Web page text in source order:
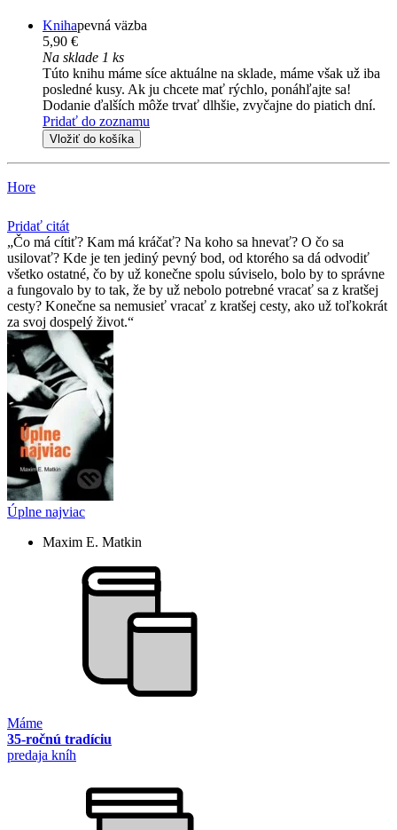
Knihapevná väzba
5,90 €
Na sklade 1 ks
Túto knihu máme síce aktuálne na sklade, máme však už iba
posledné kusy. Ak ju chcete mať rýchlo, ponáhľajte sa!
Dodanie ďalších môže trvať dlhšie, zvyčajne do piatich dní.
Pridať do zoznamu
Vložiť do košíka
Hore
Pridať citát
Čo má cítiť? Kam má kráčať? Na koho sa hnevať? O čo sa
usilovať? Kde je ten jediný pevný bod, od ktorého sa dá odvodiť
všetko ostatné, čo by už konečne spolu súviselo, bolo by to správne
a fungovalo by to tak, že by už nebolo potrebné vracať sa z kratšej
cesty? Konečne sa nemusieť vracať z kratšej cesty, ako už toľkokrát
za svoj dospelý život.
Úplne najviac
Maxim E. Matkin
Máme
35-ročnú tradíciu
predaja kníh